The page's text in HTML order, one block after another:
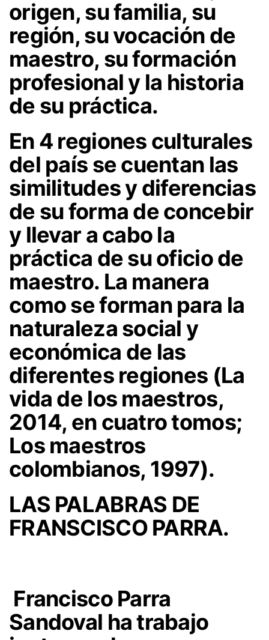
origen, su familia, su
región, su vocación de
maestro, su formación
profesional y la historia
de su práctica.
En 4 regiones culturales
del país se cuentan las
similitudes y diferencias
de su forma de concebir
y llevar a cabo la
práctica de su oficio de
maestro. La manera
como se forman para la
naturaleza social y
económica de las
diferentes regiones (La
vida de los maestros,
2014, en cuatro tomos;
Los maestros
colombianos, 1997).
LAS PALABRAS DE
FRANSCISCO PARRA.
Francisco Parra
Sandoval ha trabajo